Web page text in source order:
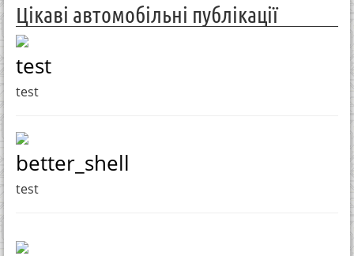
Цікаві автомобільні публікації
test
test
better_shell
test